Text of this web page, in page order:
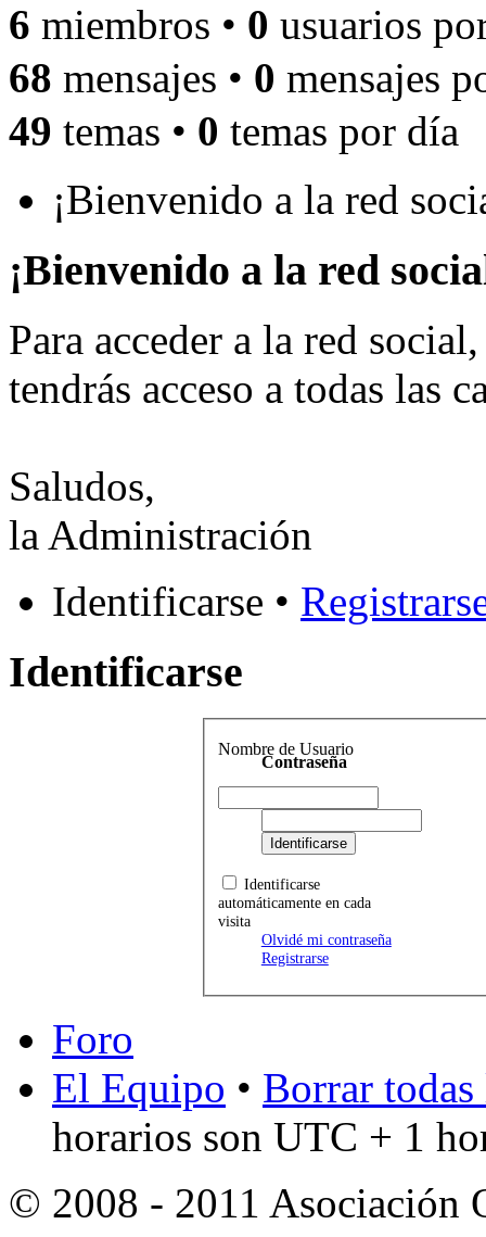
6 miembros • 0 usuarios
68 mensajes • 0 mensajes
49 temas • 0 temas por día
¡Bienvenido a la red
¡Bienvenido a la red
Para acceder a la red
tendrás acceso a todas las
Saludos,
la Administración
Identificarse •
Identificarse
Nombre de Usuario
Contraseña
Identificarse
automáticamente en cada
visita
Olvidé mi contraseña
Registrarse
Foro
El Equipo • Borrar
horarios son UTC + 1
© 2008 - 2011 Asociación